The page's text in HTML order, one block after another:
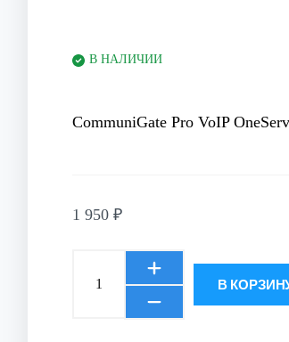
В НАЛИЧИИ
CommuniGate Pro VoIP
1 950₽
В